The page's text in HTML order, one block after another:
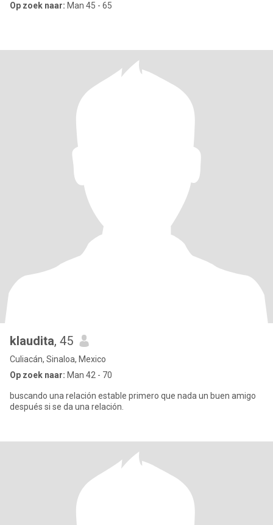
Op zoek naar: Man 45 - 65
klaudita, 45
Culiacán, Sinaloa, Mexico
Op zoek naar: Man 42 - 70
buscando una relación estable primero que nada un buen amigo
después si se da una relación.